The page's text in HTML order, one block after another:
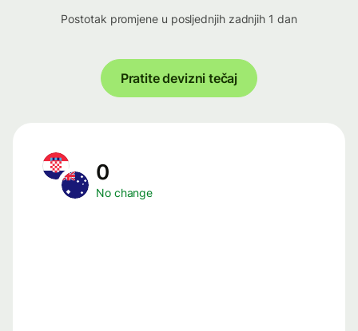
Postotak promjene u posljednjih zadnjih 1 dan
Pratite devizni tečaj
0
No change